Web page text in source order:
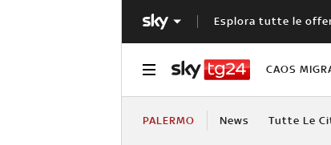
Esplora tutte le
CAOS
PALERMO News Tutte Le